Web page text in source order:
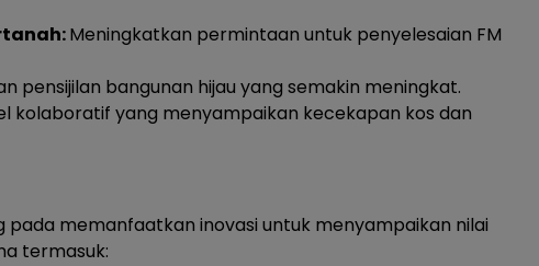
Meningkatkan permintaan untuk penyelesaian FM
pensijilan bangunan hijau yang semakin meningkat.
kolaboratif yang menyampaikan kecekapan kos dan
pada memanfaatkan inovasi untuk menyampaikan nilai
termasuk: